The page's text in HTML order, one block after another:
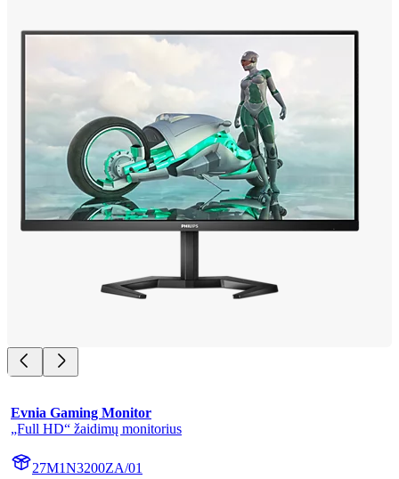
Evnia Gaming Monitor
„Full HD“ žaidimų monitorius
27M1N3200ZA/01